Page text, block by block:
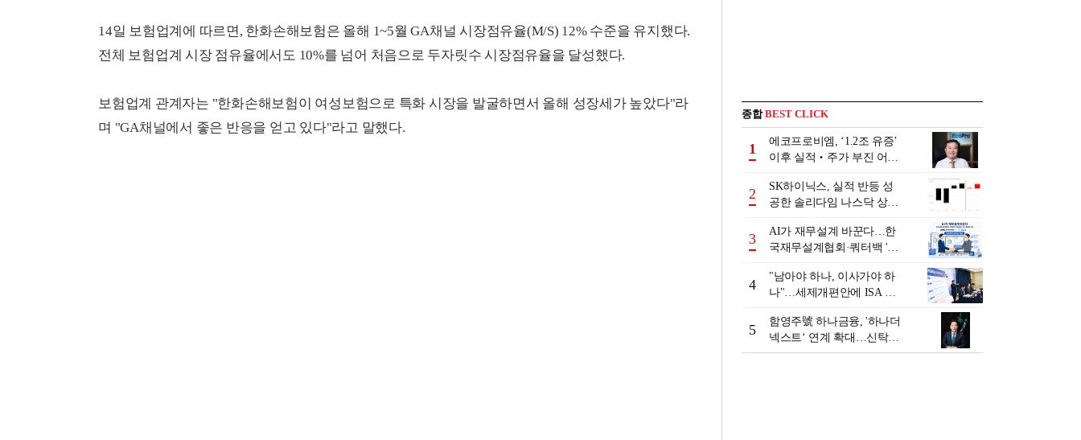
14일 보험업계에 따르면, 한화손해보험은 올해 1~5월 GA채널 시장점유율(M/S) 12% 수준을 유지했다.
전체 보험업계 시장 점유율에서도 10%를 넘어 처음으로 두자릿수 시장점유율을 달성했다.
보험업계 관계자는 "한화손해보험이 여성보험으로 특화 시장을 발굴하면서 올해 성장세가 높았다"라
며 "GA채널에서 좋은 반응을 얻고 있다"라고 말했다.
종합BEST CLICK
1
에코프로비엠, ‘1.2조 유증’
이후 실적‧주가 부진 어쩌
2
SK하이닉스, 실적 반등 성
공한 솔리다임 나스닥 상장
3
AI가 재무설계 바꾼다…한
국재무설계협회·쿼터백 '베
4
"남아야 하나, 이사가야 하
나"…세제개편안에 ISA 투
5
함영주號 하나금융, '하나더
넥스트‘ 연계 확대…신탁수
수료 2배 증가 효과 [금융 시